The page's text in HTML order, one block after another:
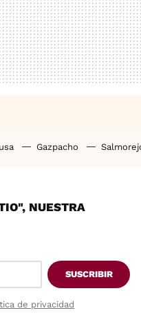
Gazpacho
NUESTRA
SUSCRIBIR
de privacidad